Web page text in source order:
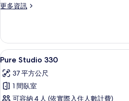
相
更多資訊
更
350
的
詳
顯
示
Pure
Studio
12
Pure Studio 330
37 平方公尺
1 間臥室
可容納 4 人 (依實際入住人數計費)